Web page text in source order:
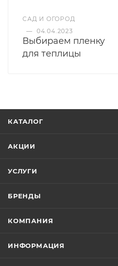
САД И ОГОРОД
— 04.04.2023
Выбираем пленку
для теплицы
КАТАЛОГ
АКЦИИ
УСЛУГИ
БРЕНДЫ
КОМПАНИЯ
ИНФОРМАЦИЯ